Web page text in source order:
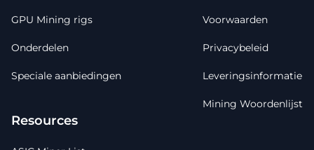
GPU Mining rigs
Onderdelen
Speciale aanbiedingen
Voorwaarden
Privacybeleid
Leveringsinformatie
Mining Woordenlijst
Resources